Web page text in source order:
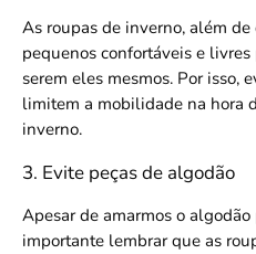
As roupas de inverno, além
pequenos confortáveis e
serem eles mesmos. Por isso,
limitem a mobilidade na hora
inverno.
3. Evite peças de algodão
Apesar de amarmos o
importante lembrar que as